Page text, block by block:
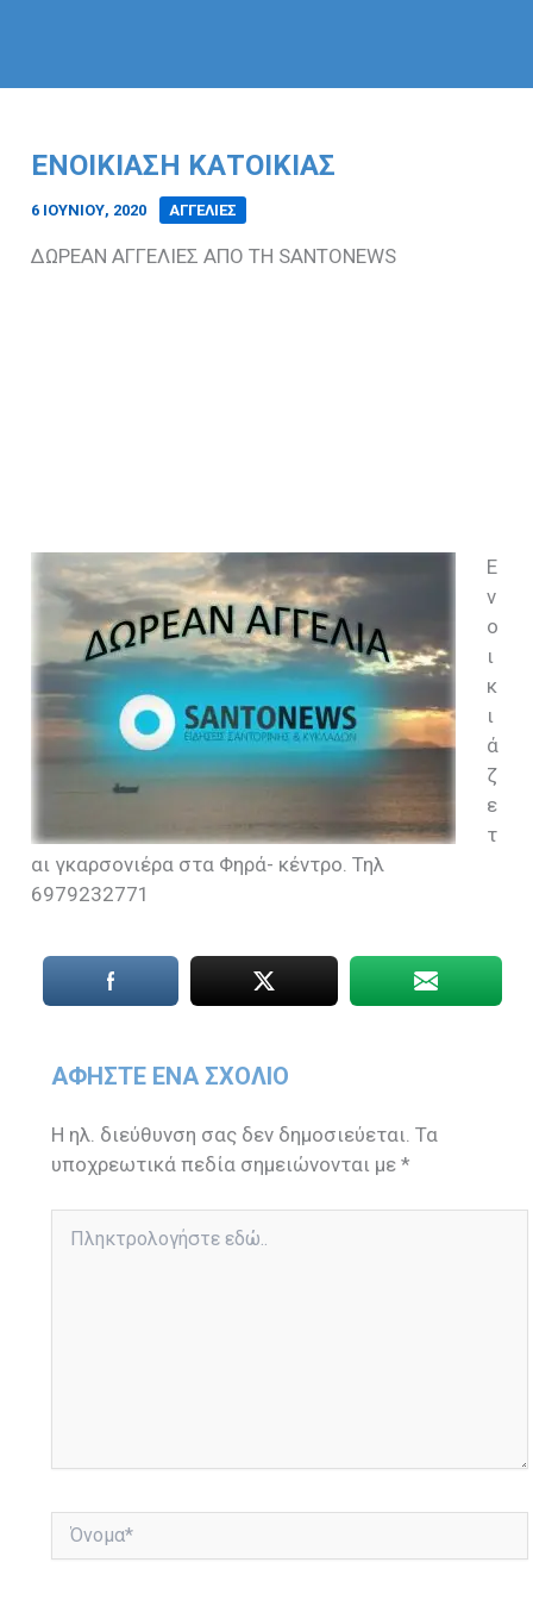
ΕΝΟΙΚΙΑΣΗ ΚΑΤΟΙΚΙΑΣ
6 ΙΟΥΝΊΟΥ, 2020 ΑΓΓΕΛΙΕΣ
ΔΩΡΕΑΝ ΑΓΓΕΛΙΕΣ ΑΠΟ ΤΗ SANTONEWS
Ε
ν
ο
ι
κ
ι
ά
ζ
ε
τ
αι γκαρσονιέρα στα Φηρά- κέντρο. Τηλ
6979232771
ΑΦΉΣΤΕ ΈΝΑ ΣΧΌΛΙΟ
Η ηλ. διεύθυνση σας δεν δημοσιεύεται. Τα
υποχρεωτικά πεδία σημειώνονται με*
εδώ..
Όνομα*